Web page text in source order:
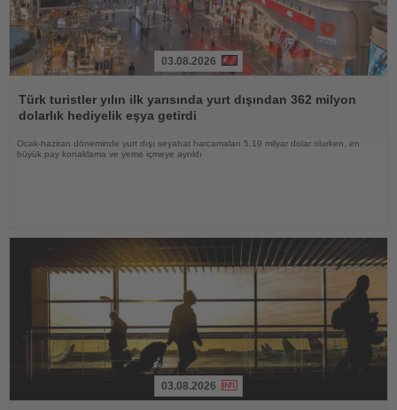
Oku
03.08.2026
Türk turistler yılın ilk yarısında yurt dışından 362 milyon
dolarlık hediyelik eşya getirdi
Ocak-haziran döneminde yurt dışı seyahat harcamaları 5,19 milyar dolar olurken, en
büyük pay konaklama ve yeme içmeye ayrıldı
03.08.2026